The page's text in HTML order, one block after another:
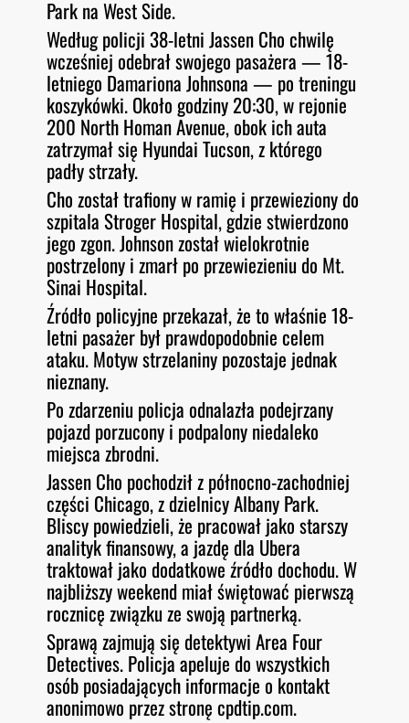
Park na West Side.
Według policji 38-letni Jassen Cho chwilę
wcześniej odebrał swojego pasażera — 18-
letniego Damariona Johnsona — po treningu
koszykówki. Około godziny 20:30, w rejonie
200 North Homan Avenue, obok ich auta
zatrzymał się Hyundai Tucson, z którego
padły strzały.
Cho został trafiony w ramię i przewieziony do
szpitala Stroger Hospital, gdzie stwierdzono
jego zgon. Johnson został wielokrotnie
postrzelony i zmarł po przewiezieniu do Mt.
Sinai Hospital.
Źródło policyjne przekazał, że to właśnie 18-
letni pasażer był prawdopodobnie celem
ataku. Motyw strzelaniny pozostaje jednak
nieznany.
Po zdarzeniu policja odnalazła podejrzany
pojazd porzucony i podpalony niedaleko
miejsca zbrodni.
Jassen Cho pochodził z północno-zachodniej
części Chicago, z dzielnicy Albany Park.
Bliscy powiedzieli, że pracował jako starszy
analityk finansowy, a jazdę dla Ubera
traktował jako dodatkowe źródło dochodu. W
najbliższy weekend miał świętować pierwszą
rocznicę związku ze swoją partnerką.
Sprawą zajmują się detektywi Area Four
Detectives. Policja apeluje do wszystkich
osób posiadających informacje o kontakt
anonimowo przez stronę cpdtip.com.